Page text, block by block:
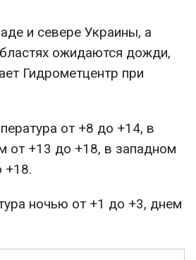
и севере Украины, а
ожидаются дожди,
Гидрометцентр при
от +8 до +14, в
от +13 до +18, в западном
+18.
ночью от +1 до +3, днем